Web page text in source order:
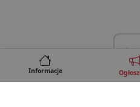
Informacje